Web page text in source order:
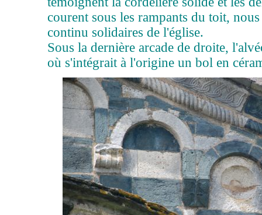
courent sous les rampants du toit,
continu solidaires de l'église.
Sous la dernière arcade de droite,
où s'intégrait à l'origine un bol en